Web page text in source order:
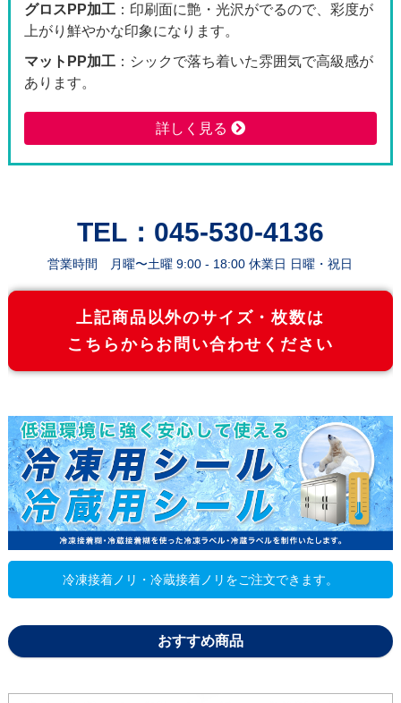
3000枚 146,580
3200枚 151,700
4000枚 186,540
4200枚 192,150
4600枚 203,840
5000枚 214,290
グロスPP加工：印刷面に艶・光沢がでるので、彩度が
上がり鮮やかな印象になります。
マットPP加工：シックで落ち着いた雰囲気で高級感が
あります。
詳しく見る
TEL：045-530-4136
営業時間 月曜〜土曜 9:00 - 18:00 休業日 日曜・祝日
上記商品以外のサイズ・枚数は
こちらからお問い合わせください
冷凍接着ノリ・冷蔵接着ノリをご注文できます。
おすすめ商品